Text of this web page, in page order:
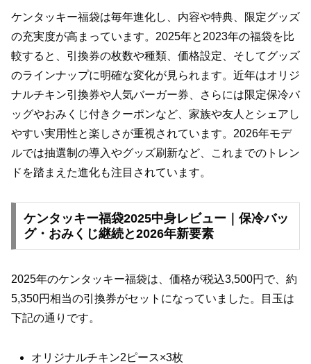
ケンタッキー福袋は毎年進化し、内容や特典、限定グッズ
の充実度が高まっています。2025年と2023年の福袋を比
較すると、引換券の枚数や種類、価格設定、そしてグッズ
のラインナップに明確な変化が見られます。近年はオリジ
ナルチキン引換券や人気バーガー券、さらには限定保冷バ
ッグやおみくじ付きクーポンなど、家族や友人とシェアし
やすい実用性と楽しさが重視されています。2026年モデ
ルでは抽選制の導入やグッズ刷新など、これまでのトレン
ドを踏まえた進化も注目されています。
ケンタッキー福袋2025中身レビュー｜保冷バッ
グ・おみくじ継続と2026年新要素
2025年のケンタッキー福袋は、価格が税込3,500円で、約
5,350円相当の引換券がセットになっていました。目玉は
下記の通りです。
オリジナルチキン2ピース×3枚